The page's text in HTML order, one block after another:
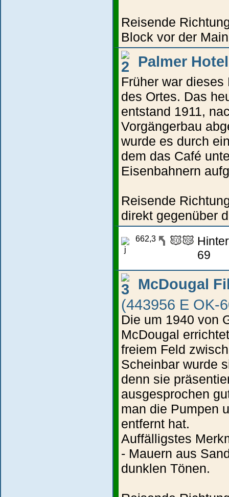
Reisende
Block vor der
Palmer Hotel
Früher war
des Ortes. Das
entstand 1911,
Vorgängerbau
wurde es durch
dem das Café
Eisenbahnern
Reisende
direkt gegenüber
662,3
69
McDougal
(443956 E OK-
Die um 1940 von
McDougal
freiem Feld
Scheinbar wurde
denn sie
ausgesprochen
man die Pumpen
entfernt hat.
Auffälligstes
- Mauern aus
dunklen Tönen.